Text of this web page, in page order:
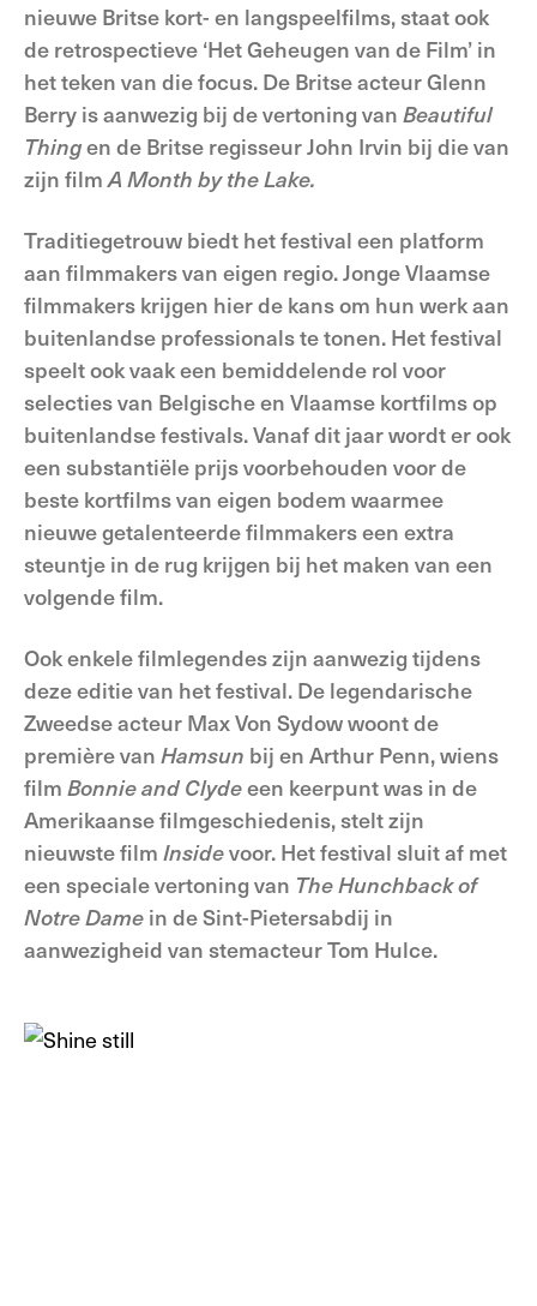
nieuwe Britse kort- en langspeelfilms, staat ook
de retrospectieve ‘Het Geheugen van de Film’ in
het teken van die focus. De Britse acteur Glenn
Berry is aanwezig bij de vertoning van Beautiful
Thingen de Britse regisseur John Irvin bij die van
zijn filmA Month by the Lake.
Traditiegetrouw biedt het festival een platform
aan filmmakers van eigen regio. Jonge Vlaamse
filmmakers krijgen hier de kans om hun werk aan
buitenlandse professionals te tonen. Het festival
speelt ook vaak een bemiddelende rol voor
selecties van Belgische en Vlaamse kortfilms op
buitenlandse festivals. Vanaf dit jaar wordt er ook
een substantiële prijs voorbehouden voor de
beste kortfilms van eigen bodem waarmee
nieuwe getalenteerde filmmakers een extra
steuntje in de rug krijgen bij het maken van een
volgende film.
Ook enkele filmlegendes zijn aanwezig tijdens
deze editie van het festival. De legendarische
Zweedse acteur Max Von Sydow woont de
première van Hamsun bij en Arthur Penn, wiens
film Bonnie and Clydeeen keerpunt was in de
Amerikaanse filmgeschiedenis, stelt zijn
nieuwste film Insidevoor. Het festival sluit af met
een speciale vertoning van The Hunchback of
Notre Dame in de Sint-Pietersabdij in
aanwezigheid van stemacteur Tom Hulce.